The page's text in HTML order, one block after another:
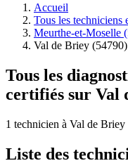
Accueil
Tous les techniciens
Meurthe-et-Moselle
Val de Briey (54790)
Tous les
certifiés sur Val
1 technicien à Val de Briey
Liste des